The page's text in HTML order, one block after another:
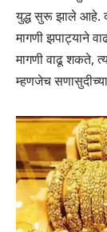
युद्ध सुरू झाले आहे.
मागणी झपाट्याने
मागणी वाढू शकते,
म्हणजेच